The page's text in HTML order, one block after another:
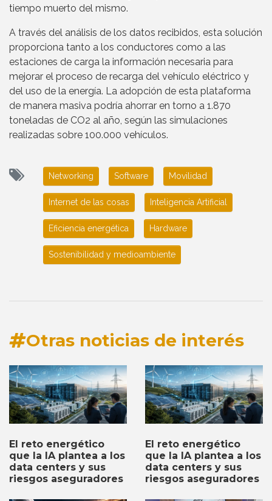
tiempo muerto del mismo.
A través del análisis de los datos recibidos, esta solución
proporciona tanto a los conductores como a las
estaciones de carga la información necesaria para
mejorar el proceso de recarga del vehículo eléctrico y
del uso de la energía. La adopción de esta plataforma
de manera masiva podría ahorrar en torno a 1.870
toneladas de CO2 al año, según las simulaciones
realizadas sobre 100.000 vehículos.
Networking Software Movilidad
Internet de las cosas Inteligencia Artificial
Eficiencia energética Hardware
Sostenibilidad y medioambiente
Otras noticias de interés
El reto energético
que la IA plantea a los
data centers y sus
riesgos aseguradores
El reto energético
que la IA plantea a los
data centers y sus
riesgos aseguradores